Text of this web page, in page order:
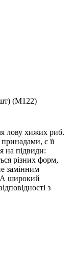
(M122)
лову хижих риб.
є її
на підвиди:
різних форм,
замінним
А широкий
з